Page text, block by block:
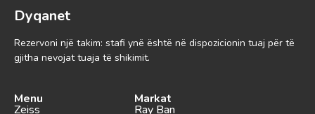
Dyqanet
Rezervoni një takim: stafi ynë është në dispozicionin tuaj për të
gjitha nevojat tuaja të shikimit.
Menu
Zeiss
Markat
Ray Ban